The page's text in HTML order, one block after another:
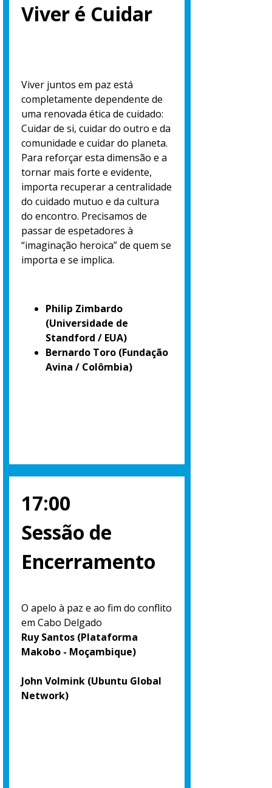
Viver é Cuidar
Viver juntos em paz está
completamente dependente de
uma renovada ética de cuidado:
Cuidar de si, cuidar do outro e da
comunidade e cuidar do planeta.
Para reforçar esta dimensão e a
tornar mais forte e evidente,
importa recuperar a centralidade
do cuidado mutuo e da cultura
do encontro. Precisamos de
passar de espetadores à
“imaginação heroica” de quem se
importa e se implica.
Philip Zimbardo
(Universidade de
Standford / EUA)
Bernardo Toro (Fundação
Avina / Colômbia)
17:00
Sessão de
Encerramento
O apelo à paz e ao fim do conflito
em Cabo Delgado
Ruy Santos (Plataforma
Makobo - Moçambique)
John Volmink (Ubuntu Global
Network)